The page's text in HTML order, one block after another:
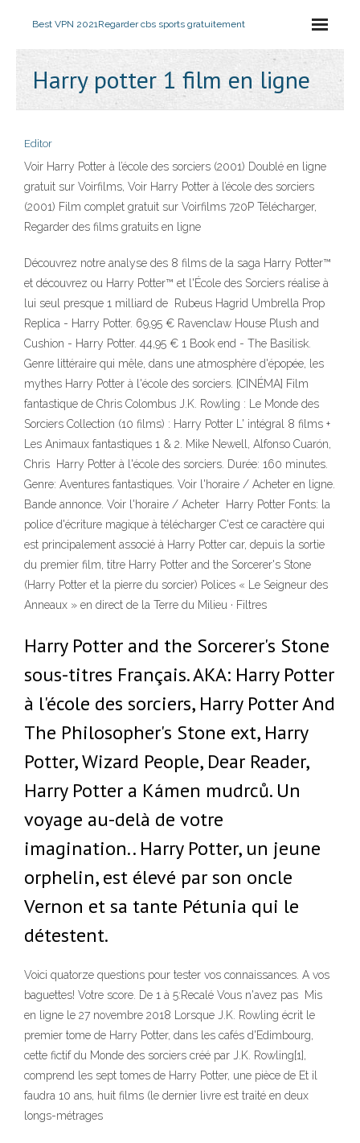
Best VPN 2021Regarder cbs sports gratuitement
Harry potter 1 film en ligne
Editor
Voir Harry Potter à l’école des sorciers (2001) Doublé en ligne
gratuit sur Voirfilms, Voir Harry Potter à l’école des sorciers
(2001) Film complet gratuit sur Voirfilms 720P Télécharger,
Regarder des films gratuits en ligne
Découvrez notre analyse des 8 films de la saga Harry Potter™
et découvrez ou Harry Potter™ et l'École des Sorciers réalise à
lui seul presque 1 milliard de Rubeus Hagrid Umbrella Prop
Replica - Harry Potter. 69,95 € Ravenclaw House Plush and
Cushion - Harry Potter. 44,95 € 1 Book end - The Basilisk.
Genre littéraire qui mêle, dans une atmosphère d'épopée, les
mythes Harry Potter à l'école des sorciers. [CINÉMA] Film
fantastique de Chris Colombus J.K. Rowling : Le Monde des
Sorciers Collection (10 films) : Harry Potter L' intégral 8 films +
Les Animaux fantastiques 1 & 2. Mike Newell, Alfonso Cuarón,
Chris Harry Potter à l'école des sorciers. Durée: 160 minutes.
Genre: Aventures fantastiques. Voir l'horaire / Acheter en ligne.
Bande annonce. Voir l'horaire / Acheter Harry Potter Fonts: la
police d'écriture magique à télécharger C'est ce caractère qui
est principalement associé à Harry Potter car, depuis la sortie
du premier film, titre Harry Potter and the Sorcerer's Stone
(Harry Potter et la pierre du sorcier) Polices « Le Seigneur des
Anneaux » en direct de la Terre du Milieu · Filtres
Harry Potter and the Sorcerer's Stone
sous-titres Français. AKA: Harry Potter
à l'école des sorciers, Harry Potter And
The Philosopher's Stone ext, Harry
Potter, Wizard People, Dear Reader,
Harry Potter a Kámen mudrců. Un
voyage au-delà de votre
imagination.. Harry Potter, un jeune
orphelin, est élevé par son oncle
Vernon et sa tante Pétunia qui le
détestent.
Voici quatorze questions pour tester vos connaissances. A vos
baguettes! Votre score. De 1 à 5:Recalé Vous n'avez pas Mis
en ligne le 27 novembre 2018 Lorsque J.K. Rowling écrit le
premier tome de Harry Potter, dans les cafés d'Edimbourg,
cette fictif du Monde des sorciers créé par J.K. Rowling[1],
comprend les sept tomes de Harry Potter, une pièce de Et il
faudra 10 ans, huit films (le dernier livre est traité en deux
longs-métrages